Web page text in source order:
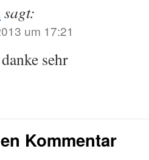
sagt:
um 17:21
sehr
Kommentar